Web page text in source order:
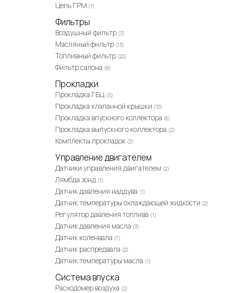
Цепь ГРМ (1)
Фильтры
Воздушный фильтр (3)
Масляный фильтр (13)
Топливный фильтр (22)
Фильтр салона (8)
Прокладки
Прокладка ГБЦ (5)
Прокладка клапанной крышки (10)
Прокладка впускного коллектора (6)
Прокладка выпускного коллектора (2)
Комплекты прокладок (2)
Управление двигателем
Датчики управления двигателем (2)
Лямбда зонд (1)
Датчик давления наддува (1)
Датчик температуры охлаждающей жидкости (2)
Регулятор давления топлива (1)
Датчик давления масла (3)
Датчик коленвала (7)
Датчик распредвала (2)
Датчик температуры масла (1)
Система впуска
Расходомер воздуха (2)